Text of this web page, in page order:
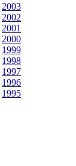
2003
2002
2001
2000
1999
1998
1997
1996
1995